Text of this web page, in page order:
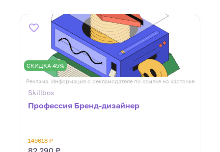
СКИДКА 45%
Реклама. Информация о рекламодателе по ссылке на карточке
Skillbox
Профессия Бренд-дизайнер
149618 ₽